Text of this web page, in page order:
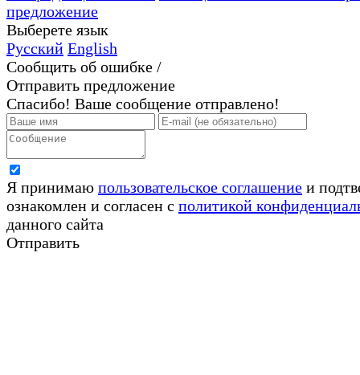
предложение
Выберете язык
Русский English
Сообщить об ошибке /
Отправить предложение
Спасибо! Ваше сообщение отправлено!
Я принимаю пользовательское соглашение и
ознакомлен и согласен с политикой
данного сайта
Отправить